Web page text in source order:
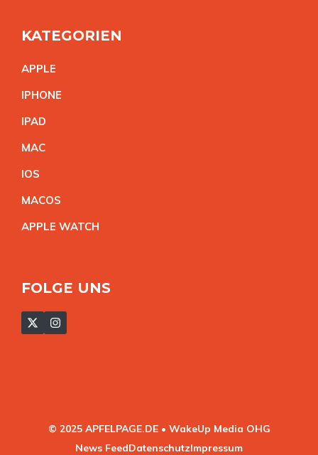
KATEGORIEN
APPLE
IPHONE
IPAD
MAC
IOS
MACOS
APPLE WATCH
FOLGE UNS
© 2025 APFELPAGE.DE • WakeUp Media OHG
News FeedDatenschutzImpressum